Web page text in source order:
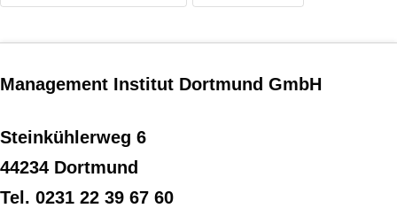
Management Institut Dortmund GmbH
Steinkühlerweg 6
44234 Dortmund
Tel. 0231 22 39 67 60